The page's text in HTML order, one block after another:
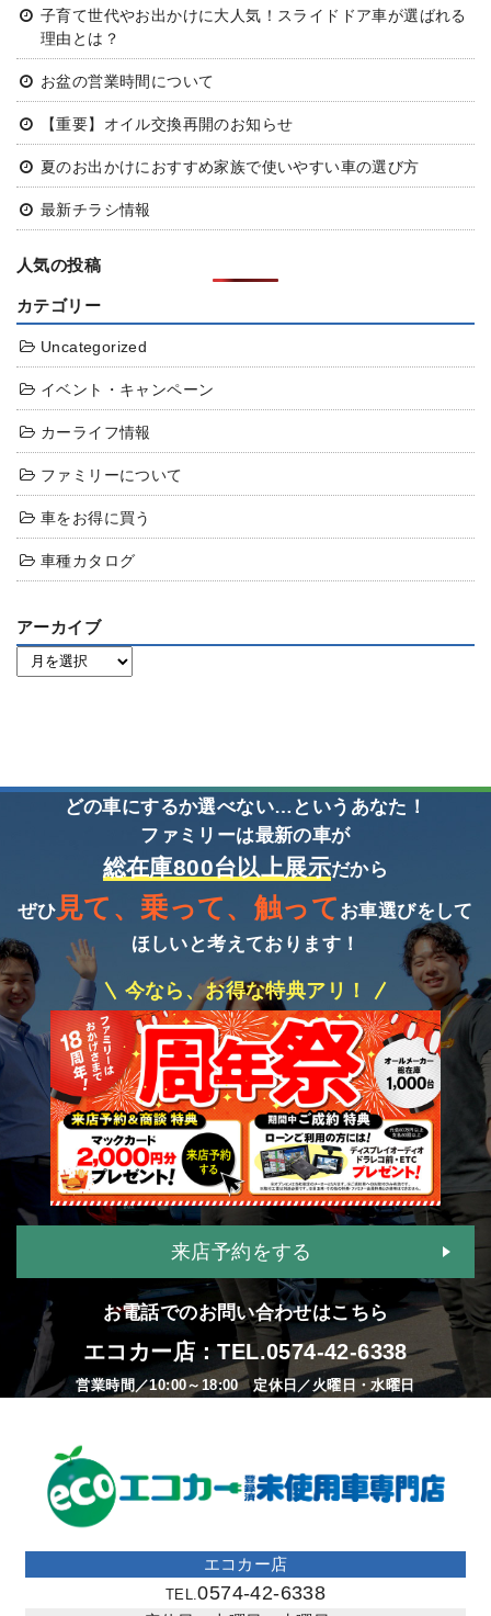
子育て世代やお出かけに大人気！スライドドア車が選ばれる
理由とは？
お盆の営業時間について
【重要】オイル交換再開のお知らせ
夏のお出かけにおすすめ家族で使いやすい車の選び方
最新チラシ情報
人気の投稿
カテゴリー
Uncategorized
イベント・キャンペーン
カーライフ情報
ファミリーについて
車をお得に買う
車種カタログ
アーカイブ
どの車にするか選べない…というあなた！
ファミリーは最新の車が
総在庫800台以上展示だから
ぜひ 見て、乗って、触って お車選びをして
ほしいと考えております！
今なら、お得な特典アリ！
来店予約をする
お電話でのお問い合わせはこちら
エコカー店：TEL.0574-42-6338
営業時間／10:00～18:00 定休日／火曜日・水曜日
エコカー店
TEL.0574-42-6338